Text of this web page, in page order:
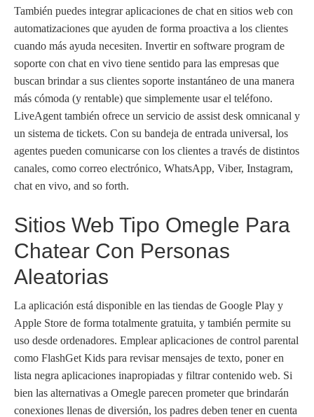
También puedes integrar aplicaciones de chat en sitios web con
automatizaciones que ayuden de forma proactiva a los clientes
cuando más ayuda necesiten. Invertir en software program de
soporte con chat en vivo tiene sentido para las empresas que
buscan brindar a sus clientes soporte instantáneo de una manera
más cómoda (y rentable) que simplemente usar el teléfono.
LiveAgent también ofrece un servicio de assist desk omnicanal y
un sistema de tickets. Con su bandeja de entrada universal, los
agentes pueden comunicarse con los clientes a través de distintos
canales, como correo electrónico, WhatsApp, Viber, Instagram,
chat en vivo, and so forth.
Sitios Web Tipo Omegle Para
Chatear Con Personas
Aleatorias
La aplicación está disponible en las tiendas de Google Play y
Apple Store de forma totalmente gratuita, y también permite su
uso desde ordenadores. Emplear aplicaciones de control parental
como FlashGet Kids para revisar mensajes de texto, poner en
lista negra aplicaciones inapropiadas y filtrar contenido web. Si
bien las alternativas a Omegle parecen prometer que brindarán
conexiones llenas de diversión, los padres deben tener en cuenta